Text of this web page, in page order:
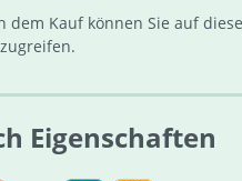
dem Kauf können Sie auf
Eigenschaften